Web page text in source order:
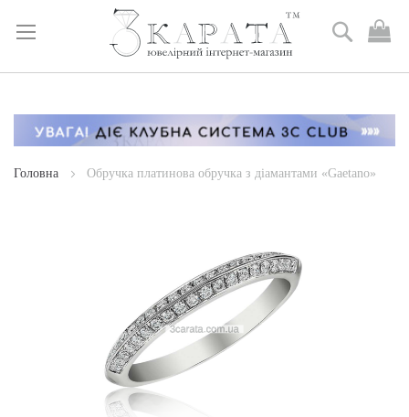
Skip
Content
Пошук
Головна Обручка платинова обручка з діамантами «Gaetano»